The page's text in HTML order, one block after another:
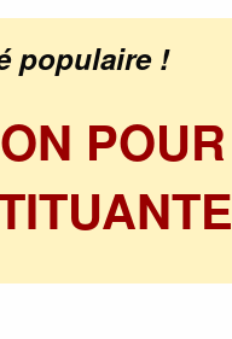
populaire !
POUR